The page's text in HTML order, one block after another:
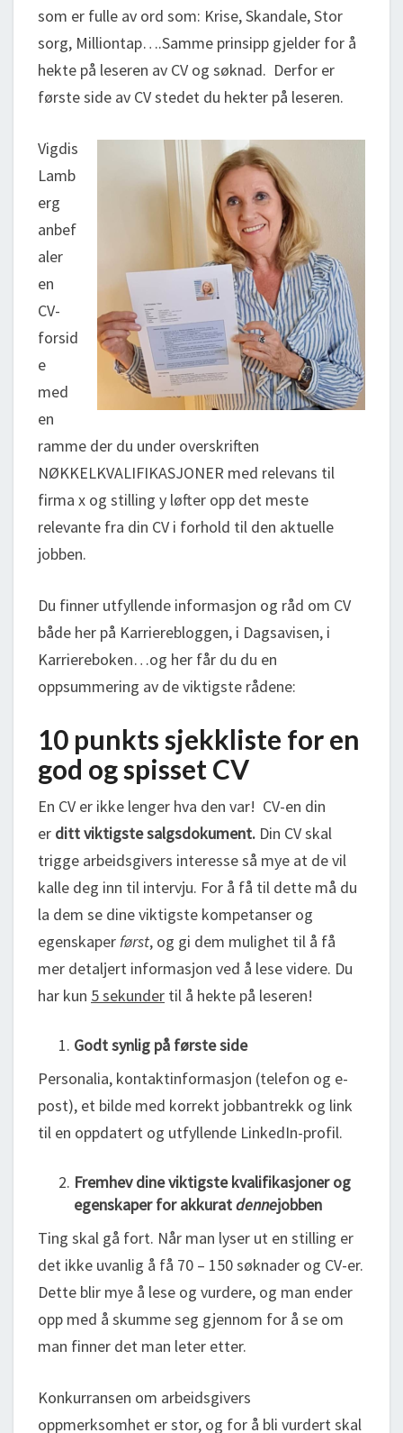
som er fulle av ord som: Krise, Skandale, Stor
sorg, Milliontap….Samme prinsipp gjelder for å
hekte på leseren av CV og søknad. Derfor er
første side av CV stedet du hekter på leseren.
Vigdis
Lamb
erg
anbef
aler
en
CV-
forsid
e
med
en
ramme der du under overskriften
NØKKELKVALIFIKASJONER med relevans til
firma x og stilling y løfter opp det meste
relevante fra din CV i forhold til den aktuelle
jobben.
Du finner utfyllende informasjon og råd om CV
både her på Karrierebloggen, i Dagsavisen, i
Karriereboken…og her får du du en
oppsummering av de viktigste rådene:
10 punkts sjekkliste for en
god og spisset CV
En CV er ikke lenger hva den var! CV-en din
er ditt viktigste salgsdokument. Din CV skal
trigge arbeidsgivers interesse så mye at de vil
kalle deg inn til intervju. For å få til dette må du
la dem se dine viktigste kompetanser og
egenskaper først, og gi dem mulighet til å få
mer detaljert informasjon ved å lese videre. Du
har kun 5 sekunder til å hekte på leseren!
Godt synlig på første side
Personalia, kontaktinformasjon (telefon og e-
post), et bilde med korrekt jobbantrekk og link
til en oppdatert og utfyllende LinkedIn-profil.
Fremhev dine viktigste kvalifikasjoner og
egenskaper for akkuratdennejobben
Ting skal gå fort. Når man lyser ut en stilling er
det ikke uvanlig å få 70 – 150 søknader og CV-er.
Dette blir mye å lese og vurdere, og man ender
opp med å skumme seg gjennom for å se om
man finner det man leter etter.
Konkurransen om arbeidsgivers
oppmerksomhet er stor, og for å bli vurdert skal